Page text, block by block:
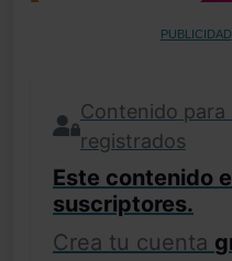
PUBLICIDAD
Contenido para
registrados
Este contenido
suscriptores.
Crea tu cuenta